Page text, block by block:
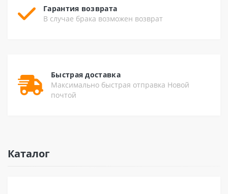
Гарантия возврата
В случае брака возможен возврат
Быстрая доставка
Максимально быстрая отправка Новой
почтой
Каталог